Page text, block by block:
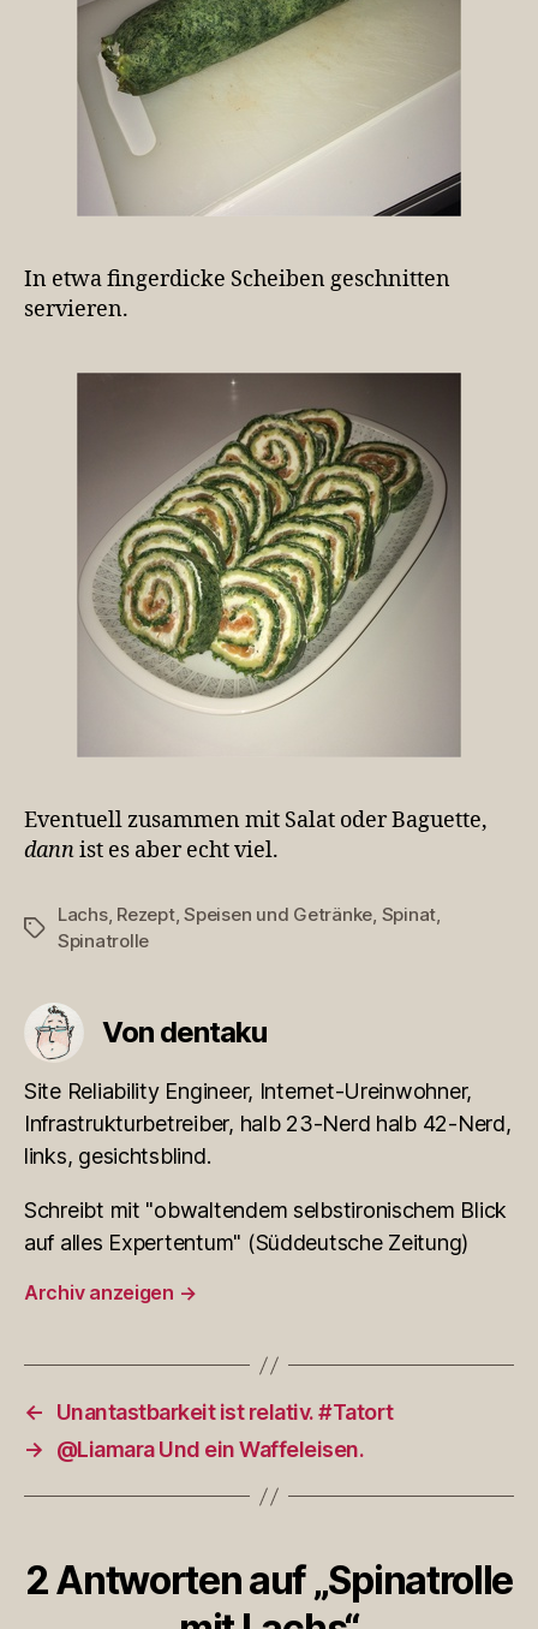
In etwa fingerdicke Scheiben geschnitten
servieren.
Eventuell zusammen mit Salat oder Baguette,
dannist es aber echt viel.
Schlagwörter
Lachs, Rezept,Speisen und Getränke, Spinat,
Spinatrolle
Von dentaku
Site Reliability Engineer, Internet-Ureinwohner,
Infrastrukturbetreiber, halb 23-Nerd halb 42-Nerd,
links, gesichtsblind.
Schreibt mit "obwaltendem selbstironischem Blick
auf alles Expertentum" (Süddeutsche Zeitung)
Archiv anzeigen →
←
Unantastbarkeit ist relativ. #Tatort
→
@Liamara Und ein Waffeleisen.
2 Antworten auf „Spinatrolle